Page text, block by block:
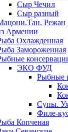
Сыр Чечил
Сыр разный
Режан
Армении
Охлажденная
Замороженная
ЭКО ФУД
Рыбные
Супы.
Филе-
Копченая